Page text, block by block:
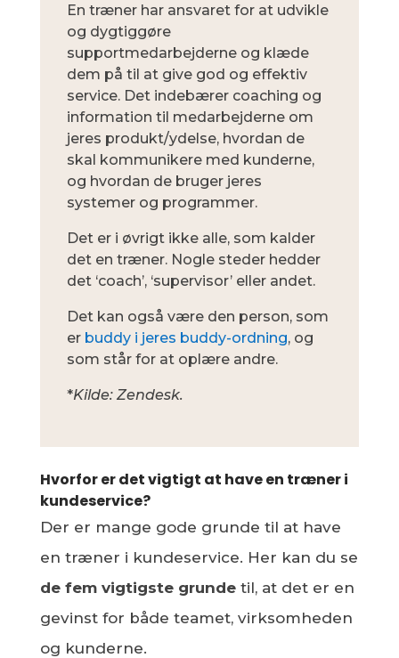
En træner har ansvaret for at udvikle
og dygtiggøre
supportmedarbejderne og klæde
dem på til at give god og effektiv
service. Det indebærer coaching og
information til medarbejderne om
jeres produkt/ydelse, hvordan de
skal kommunikere med kunderne,
og hvordan de bruger jeres
systemer og programmer.
Det er i øvrigt ikke alle, som kalder
det en træner. Nogle steder hedder
det ‘coach’, ‘supervisor’ eller andet.
Det kan også være den person, som
er buddy i jeres buddy-ordning, og
som står for at oplære andre.
*Kilde: Zendesk.
Hvorfor er det vigtigt at have en træner i
kundeservice?
Der er mange gode grunde til at have
en træner i kundeservice. Her kan du se
de fem vigtigste grundetil, at det er en
gevinst for både teamet, virksomheden
og kunderne.